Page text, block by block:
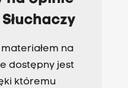
na
dostępny jest
któremu